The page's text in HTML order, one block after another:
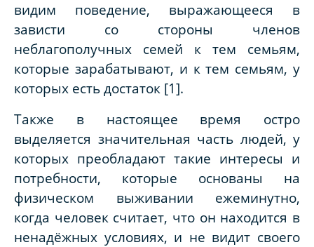
видим поведение, выражающееся в
зависти со стороны членов
неблагополучных семей к тем семьям,
которые зарабатывают, и к тем семьям, у
которых есть достаток [1].
Также в настоящее время остро
выделяется значительная часть людей, у
которых преобладают такие интересы и
потребности, которые основаны на
физическом выживании ежеминутно,
когда человек считает, что он находится в
ненадёжных условиях, и не видит своего